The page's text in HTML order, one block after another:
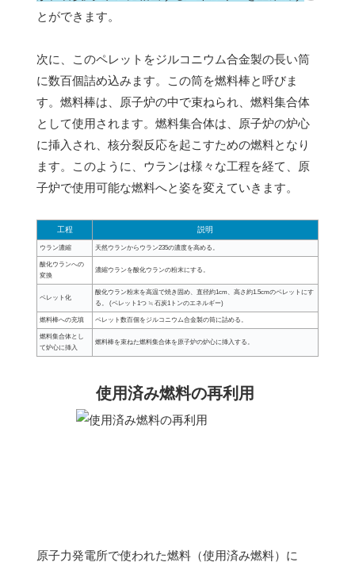
とができます。
次に、このペレットをジルコニウム合金製の長い筒
に数百個詰め込みます。この筒を燃料棒と呼びま
す。燃料棒は、原子炉の中で束ねられ、燃料集合体
として使用されます。燃料集合体は、原子炉の炉心
に挿入され、核分裂反応を起こすための燃料となり
ます。このように、ウランは様々な工程を経て、原
子炉で使用可能な燃料へと姿を変えていきます。
工程 説明
ウラン濃縮 天然ウランからウラン235の濃度を高める。
酸化ウランへの
変換
濃縮ウランを酸化ウランの粉末にする。
ペレット化
酸化ウラン粉末を高温で焼き固め、直径約1cm、高さ約1.5cmのペレットにす
る。 (ペレット1つ ≒ 石炭1トンのエネルギー)
燃料棒への充填 ペレット数百個をジルコニウム合金製の筒に詰める。
燃料集合体とし
て炉心に挿入
燃料棒を束ねた燃料集合体を原子炉の炉心に挿入する。
使用済み燃料の再利用
原子力発電所で使われた燃料（使用済み燃料）に